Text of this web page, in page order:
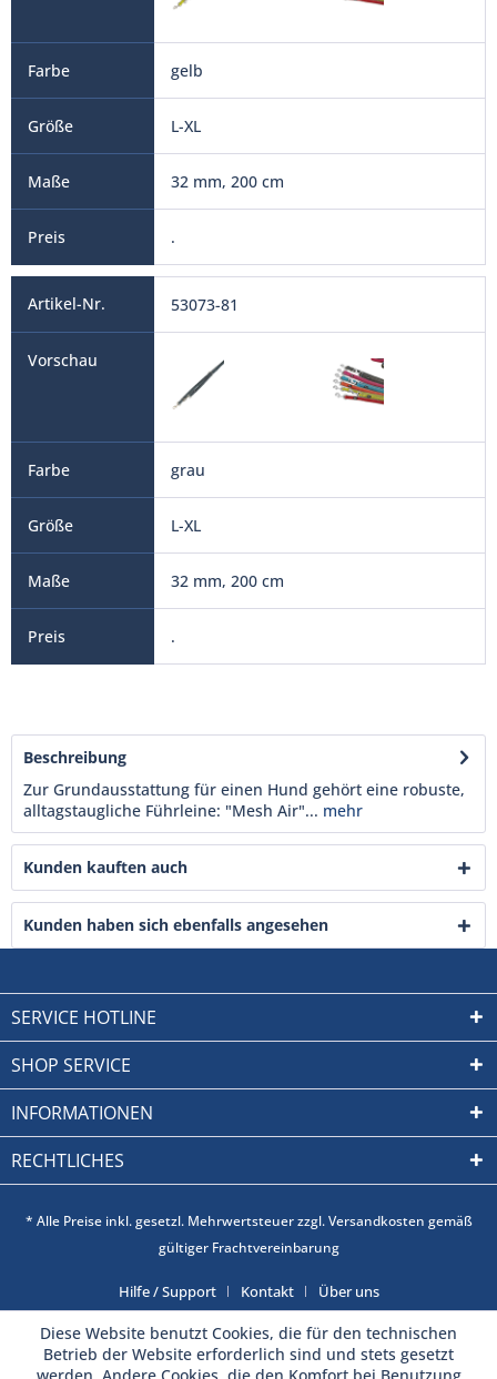
gelb
L-XL
32 mm, 200 cm
.
53073-81
grau
L-XL
32 mm, 200 cm
.
Beschreibung
Zur Grundausstattung für einen Hund gehört eine robuste,
alltagstaugliche Führleine: "Mesh Air"... mehr
Kunden kauften auch
Kunden haben sich ebenfalls angesehen
SERVICE HOTLINE
SHOP SERVICE
INFORMATIONEN
RECHTLICHES
* Alle Preise inkl. gesetzl. Mehrwertsteuer zzgl. Versandkosten gemäß
gültiger Frachtvereinbarung
Hilfe / Support Kontakt Über uns
Diese Website benutzt Cookies, die für den technischen
Betrieb der Website erforderlich sind und stets gesetzt